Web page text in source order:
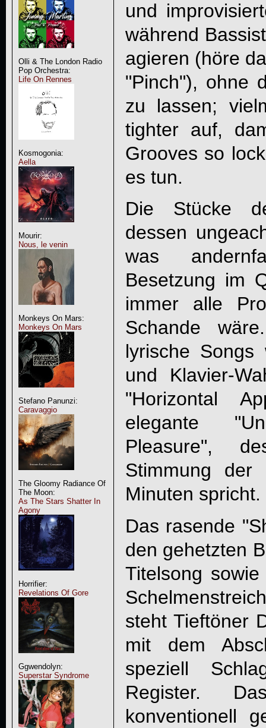
Olli & The London Radio
Pop Orchestra:
Life On Rennes
Kosmogonia:
Aella
Mourir:
Nous, le venin
Monkeys On Mars:
Monkeys On Mars
Stefano Panunzi:
Caravaggio
The Gloomy Radiance Of
The Moon:
As The Stars Shatter In
Agony
Horrifier:
Revelations Of Gore
Ggwendolyn:
Superstar Syndrome
und
während
agieren (höre
"Pinch"), ohne
zu lassen;
tighter auf,
Grooves so
es tun.
Die Stücke
dessen
was
Besetzung im
immer alle
Schande
lyrische
und Klavier-
"Horizontal
elegante
Pleasure",
Stimmung der
Minuten spricht.
Das rasende
den gehetzten
Titelsong
steht Tieftöner
mit dem
speziell
Register.
konventionell